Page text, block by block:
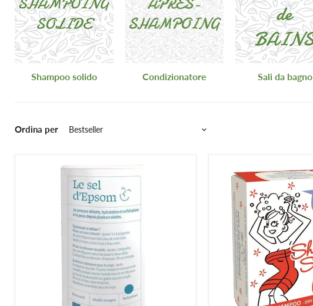
Shampoo solido Condizionatore Sali da bagno
Ordina per